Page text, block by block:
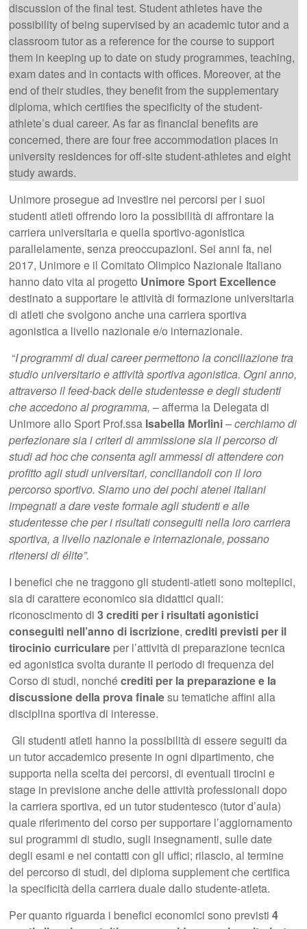
discussion of the final test. Student athletes have the
possibility of being supervised by an academic tutor and a
classroom tutor as a reference for the course to support
them in keeping up to date on study programmes, teaching,
exam dates and in contacts with offices. Moreover, at the
end of their studies, they benefit from the supplementary
diploma, which certifies the specificity of the student-
athlete’s dual career. As far as financial benefits are
concerned, there are four free accommodation places in
university residences for off-site student-athletes and eight
study awards.
Unimore prosegue ad investire nei percorsi per i suoi
studenti atleti offrendo loro la possibilità di affrontare la
carriera universitaria e quella sportivo-agonistica
parallelamente, senza preoccupazioni. Sei anni fa, nel
2017, Unimore e il Comitato Olimpico Nazionale Italiano
hanno dato vita al progetto Unimore Sport Excellence
destinato a supportare le attività di formazione universitaria
di atleti che svolgono anche una carriera sportiva
agonistica a livello nazionale e/o internazionale.
“I programmi di dual career permettono la conciliazione tra
studio universitario e attività sportiva agonistica. Ogni anno,
attraverso il feed-back delle studentesse e degli studenti
che accedono al programma, – afferma la Delegata di
Unimore allo Sport Prof.ssa Isabella Morlini–cerchiamo di
perfezionare sia i criteri di ammissione sia il percorso di
studi ad hoc che consenta agli ammessi di attendere con
profitto agli studi universitari, conciliandoli con il loro
percorso sportivo. Siamo uno dei pochi atenei italiani
impegnati a dare veste formale agli studenti e alle
studentesse che per i risultati conseguiti nella loro carriera
sportiva, a livello nazionale e internazionale, possano
ritenersi di élite”.
I benefici che ne traggono gli studenti-atleti sono molteplici,
sia di carattere economico sia didattici quali:
riconoscimento di3 crediti per i risultati agonistici
conseguiti nell’anno di iscrizione,crediti previsti per il
tirocinio curriculare per l’attività di preparazione tecnica
ed agonistica svolta durante il periodo di frequenza del
Corso di studi, nonchécrediti per la preparazione e la
discussione della prova finalesu tematiche affini alla
disciplina sportiva di interesse.
Gli studenti atleti hanno la possibilità di essere seguiti da
un tutor accademico presente in ogni dipartimento, che
supporta nella scelta dei percorsi, di eventuali tirocini e
stage in previsione anche delle attività professionali dopo
la carriera sportiva, ed un tutor studentesco (tutor d’aula)
quale riferimento del corso per supportare l’aggiornamento
sui programmi di studio, sugli insegnamenti, sulle date
degli esami e nei contatti con gli uffici; rilascio, al termine
del percorso di studi, del diploma supplement che certifica
la specificità della carriera duale dallo studente-atleta.
Per quanto riguarda i benefici economici sono previsti4